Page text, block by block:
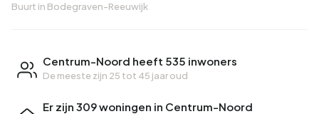
Buurt in Bodegraven-Reeuwijk
Centrum-Noord heeft 535 inwoners
De meeste zijn 25 tot 45 jaar oud
Er zijn 309 woningen in Centrum-Noord